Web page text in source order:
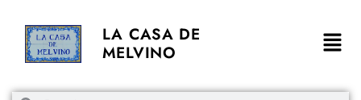
LA CASA DE
MELVINO